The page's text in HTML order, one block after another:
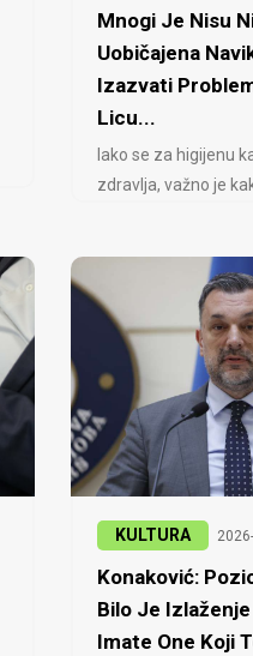
Mnogi Je Nisu
Uobičajena
Izazvati
Licu...
Iako se za higijenu
zdravlja, važno je
KULTURA
Konaković:
Bilo Je
Imate One Koji